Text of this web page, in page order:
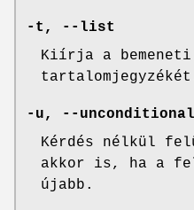
-t, --list
Kiírja a bemeneti
-u, --unconditional
Kérdés nélkül
akkor is, ha a
újabb.